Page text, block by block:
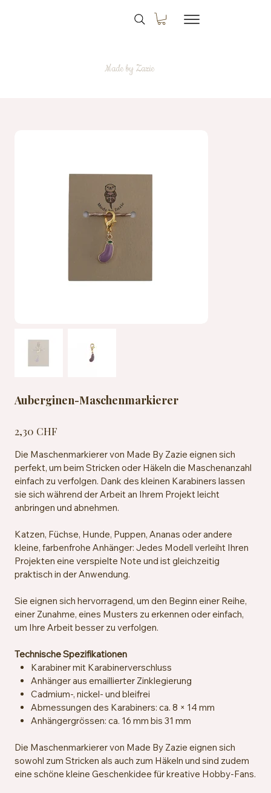
Made by Zazie
Auberginen-Maschenmarkierer
2,30 CHF
Die Maschenmarkierer von Made By Zazie eignen sich
perfekt, um beim Stricken oder Häkeln die Maschenanzahl
einfach zu verfolgen. Dank des kleinen Karabiners lassen
sie sich während der Arbeit an Ihrem Projekt leicht
anbringen und abnehmen.
Katzen, Füchse, Hunde, Puppen, Ananas oder andere
kleine, farbenfrohe Anhänger: Jedes Modell verleiht Ihren
Projekten eine verspielte Note und ist gleichzeitig
praktisch in der Anwendung.
Sie eignen sich hervorragend, um den Beginn einer Reihe,
einer Zunahme, eines Musters zu erkennen oder einfach,
um Ihre Arbeit besser zu verfolgen.
Technische Spezifikationen
Karabiner mit Karabinerverschluss
Anhänger aus emaillierter Zinklegierung
Cadmium-, nickel- und bleifrei
Abmessungen des Karabiners: ca. 8 × 14 mm
Anhängergrössen: ca. 16 mm bis 31 mm
Die Maschenmarkierer von Made By Zazie eignen sich
sowohl zum Stricken als auch zum Häkeln und sind zudem
eine schöne kleine Geschenkidee für kreative Hobby-Fans.